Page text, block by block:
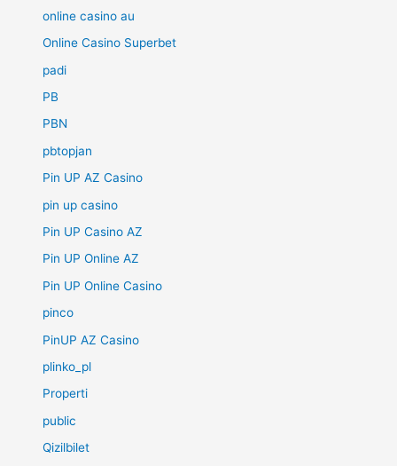
online casino au
Online Casino Superbet
padi
PB
PBN
pbtopjan
Pin UP AZ Casino
pin up casino
Pin UP Casino AZ
Pin UP Online AZ
Pin UP Online Casino
pinco
PinUP AZ Casino
plinko_pl
Properti
public
Qizilbilet